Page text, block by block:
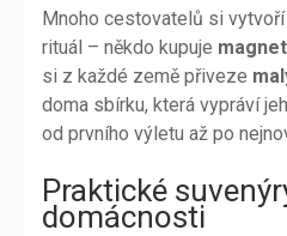
Mnoho cestovatelů si
rituál – někdo kupuje
si z každé země přiveze
doma sbírku, která vypráví
od prvního výletu až po
Praktické
domácnosti